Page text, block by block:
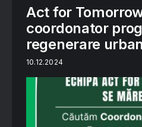
Act for
coordonator
regenerare
10.12.2024